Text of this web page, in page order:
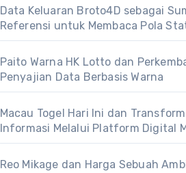
Data Keluaran Broto4D sebagai
Referensi untuk Membaca Pola
Paito Warna HK Lotto dan
Penyajian Data Berbasis Warna
Macau Togel Hari Ini dan
Informasi Melalui Platform Digital
Reo Mikage dan Harga Sebuah